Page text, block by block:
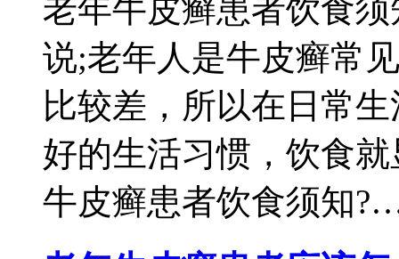
老年牛皮癣患者饮食
说;老年人是牛皮癣常
比较差，所以在日常
好的生活习惯，饮食
牛皮癣患者饮食须知